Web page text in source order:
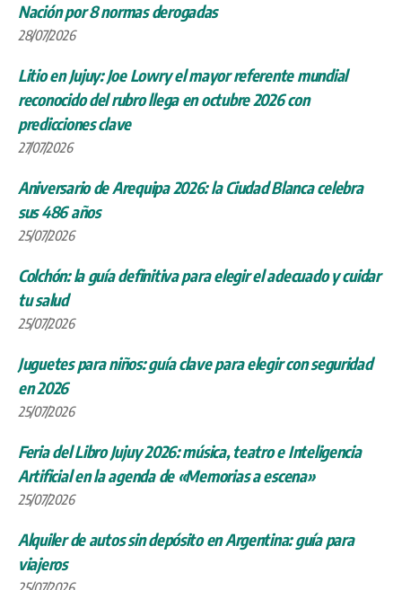
Nación por 8 normas derogadas
28/07/2026
Litio en Jujuy: Joe Lowry el mayor referente mundial
reconocido del rubro llega en octubre 2026 con
predicciones clave
27/07/2026
Aniversario de Arequipa 2026: la Ciudad Blanca celebra
sus 486 años
25/07/2026
Colchón: la guía definitiva para elegir el adecuado y cuidar
tu salud
25/07/2026
Juguetes para niños: guía clave para elegir con seguridad
en 2026
25/07/2026
Feria del Libro Jujuy 2026: música, teatro e Inteligencia
Artificial en la agenda de «Memorias a escena»
25/07/2026
Alquiler de autos sin depósito en Argentina: guía para
viajeros